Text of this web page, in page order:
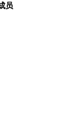
员